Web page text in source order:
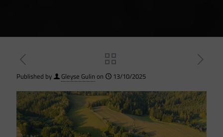
Published by Gleyse Gulin on 13/10/2025